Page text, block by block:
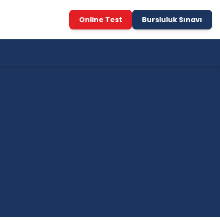
Online Test Bursluluk Sınavı